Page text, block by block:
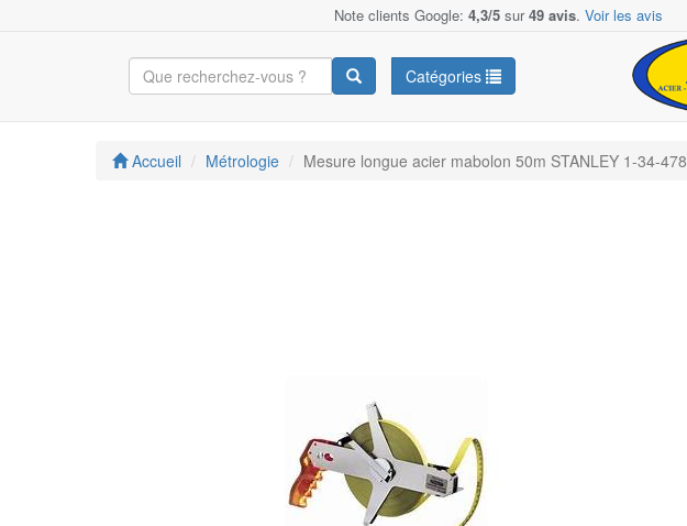
Note clients Google: 4,3/5 sur49 avis. Voir les avis
Catégories
Accueil Métrologie Mesure longue acier mabolon 50m STANLEY 1-34-478